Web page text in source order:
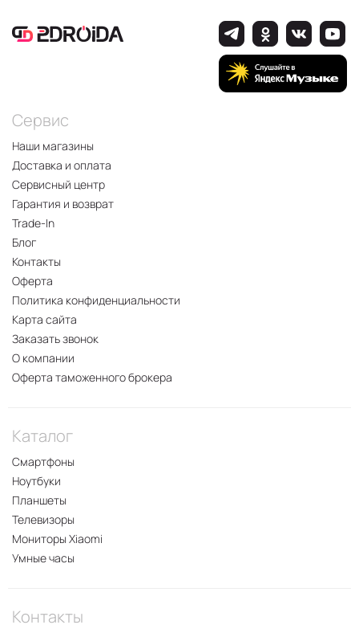
Сервис
Наши магазины
Доставка и оплата
Сервисный центр
Гарантия и возврат
Trade-In
Блог
Контакты
Оферта
Политика конфиденциальности
Карта сайта
Заказать звонок
О компании
Оферта таможенного брокера
Каталог
Смартфоны
Ноутбуки
Планшеты
Телевизоры
Мониторы Xiaomi
Умные часы
Контакты